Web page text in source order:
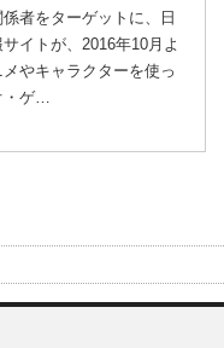
者をターゲットに、日
イトが、2016年10月よ
やキャラクターを使っ
・ゲ…